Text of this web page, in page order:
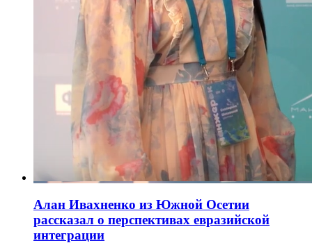
Алан Ивахненко из Южной Осетии
рассказал о перспективах евразийской
интеграции